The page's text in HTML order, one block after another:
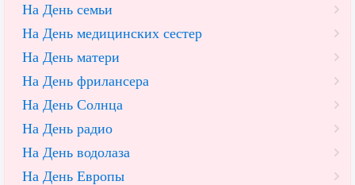
На День семьи
На День медицинских сестер
На День матери
На День фрилансера
На День Солнца
На День радио
На День водолаза
На День Европы